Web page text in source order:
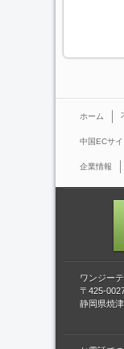
ホーム
中国ECサ
企業情報
ワンジー
〒425-
静岡県焼